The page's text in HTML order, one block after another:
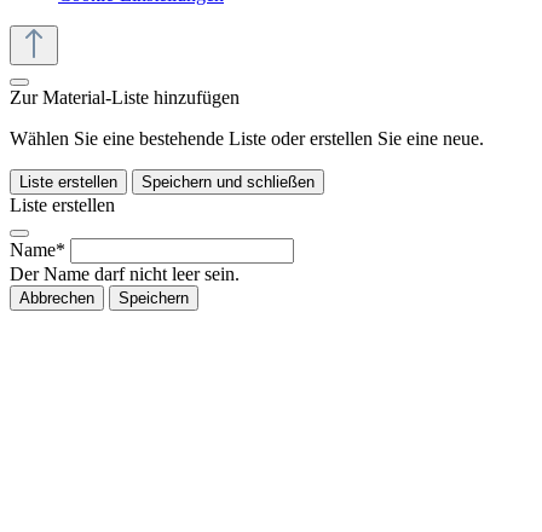
Zur Material-Liste hinzufügen
Wählen Sie eine bestehende Liste oder erstellen Sie eine neue.
Liste erstellen Speichern und schließen
Liste erstellen
Name*
Der Name darf nicht leer sein.
Abbrechen Speichern